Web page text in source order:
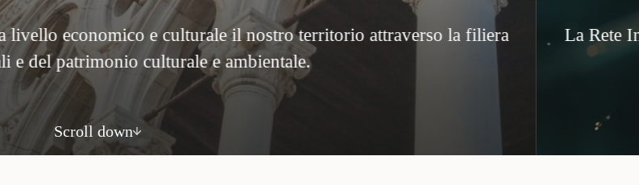
La Rete Innovativa Regionale Venetian Cluster, nasce per sviluppare a livello
pubblico privata dei settori creativi, culturali e del
Scroll down